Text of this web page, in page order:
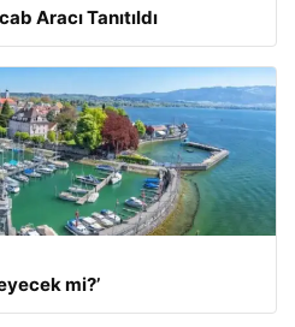
Aracı Tanıtıldı
mi?’